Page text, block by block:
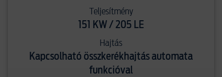
Teljesítmény
151 KW / 205 LE
Hajtás
Kapcsolható összkerékhajtás automata
funkcióval